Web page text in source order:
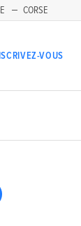
CORSE
VOUS